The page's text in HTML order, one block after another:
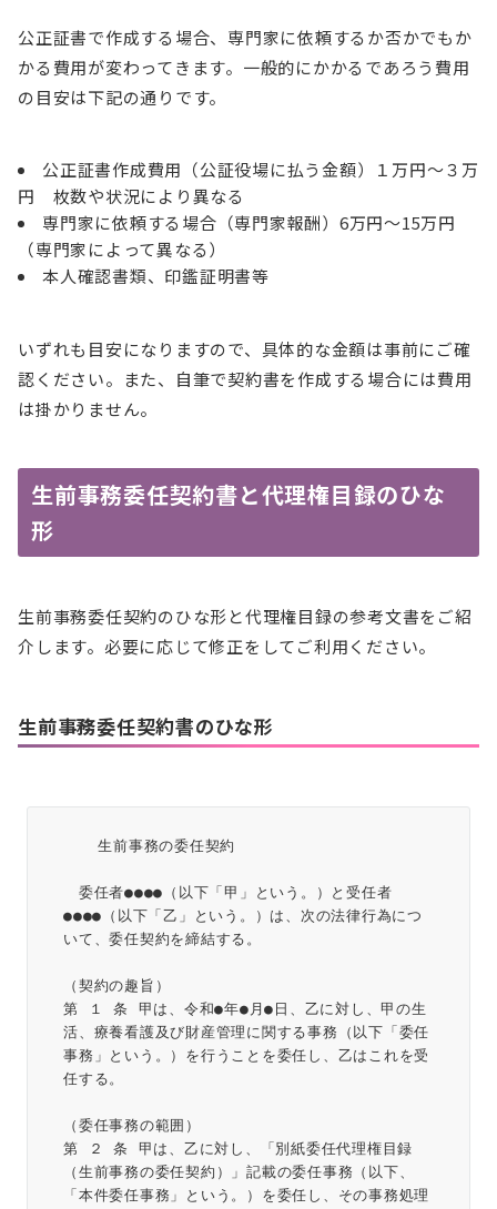
公正証書で作成する場合、専門家に依頼するか否かでもか
かる費用が変わってきます。一般的にかかるであろう費用
の目安は下記の通りです。
公正証書作成費用（公証役場に払う金額）１万円～３万
円 枚数や状況により異なる
専門家に依頼する場合（専門家報酬）6万円～15万円
（専門家によって異なる）
本人確認書類、印鑑証明書等
いずれも目安になりますので、具体的な金額は事前にご確
認ください。また、自筆で契約書を作成する場合には費用
は掛かりません。
生前事務委任契約書と代理権目録のひな
形
生前事務委任契約のひな形と代理権目録の参考文書をご紹
介します。必要に応じて修正をしてご利用ください。
生前事務委任契約書のひな形
  　生前事務の委任契約
委任者●●●●（以下「甲」という。）と受任者
●●●●（以下「乙」という。）は、次の法律行為につ
いて、委任契約を締結する。
（契約の趣旨）
第 １ 条 甲は、令和●年●月●日、乙に対し、甲の生
活、療養看護及び財産管理に関する事務（以下「委任
事務」という。）を行うことを委任し、乙はこれを受
任する。
（委任事務の範囲）
第 ２ 条 甲は、乙に対し、「別紙委任代理権目録
（生前事務の委任契約）」記載の委任事務（以下、
「本件委任事務」という。）を委任し、その事務処理